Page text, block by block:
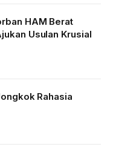
HAM Berat
Usulan Krusial
Rahasia